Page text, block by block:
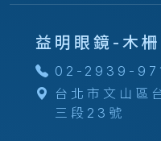
益明眼鏡-木柵
02-2939-
台北市文山區
三段23號